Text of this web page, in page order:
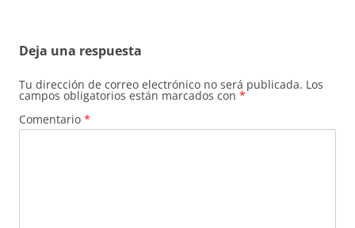
Deja una respuesta
Tu dirección de correo electrónico no será publicada. Los
campos obligatorios están marcados con *
Comentario *